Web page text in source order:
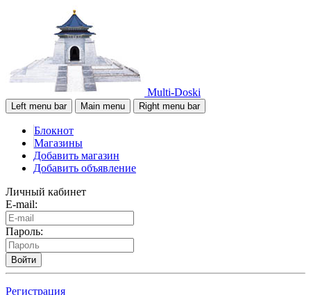
Multi-Doski
Left menu bar Main menu Right menu bar
Блокнот
Магазины
Добавить магазин
Добавить объявление
Личный кабинет
E-mail:
Пароль:
Войти
Регистрация